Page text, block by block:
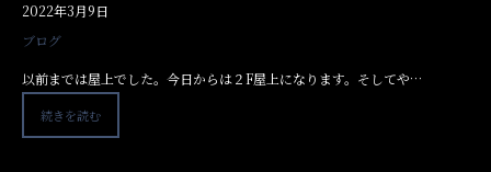
2022年3月9日
ブログ
以前までは屋上でした。今日からは２F屋上になります。そしてや…
続きを読む